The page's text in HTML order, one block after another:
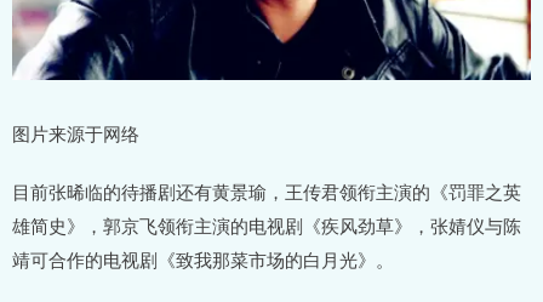
图片来源于网络
目前张晞临的待播剧还有黄景瑜，王传君领衔主演的《罚罪之英
雄简史》，郭京飞领衔主演的电视剧《疾风劲草》，张婧仪与陈
靖可合作的电视剧《致我那菜市场的白月光》。